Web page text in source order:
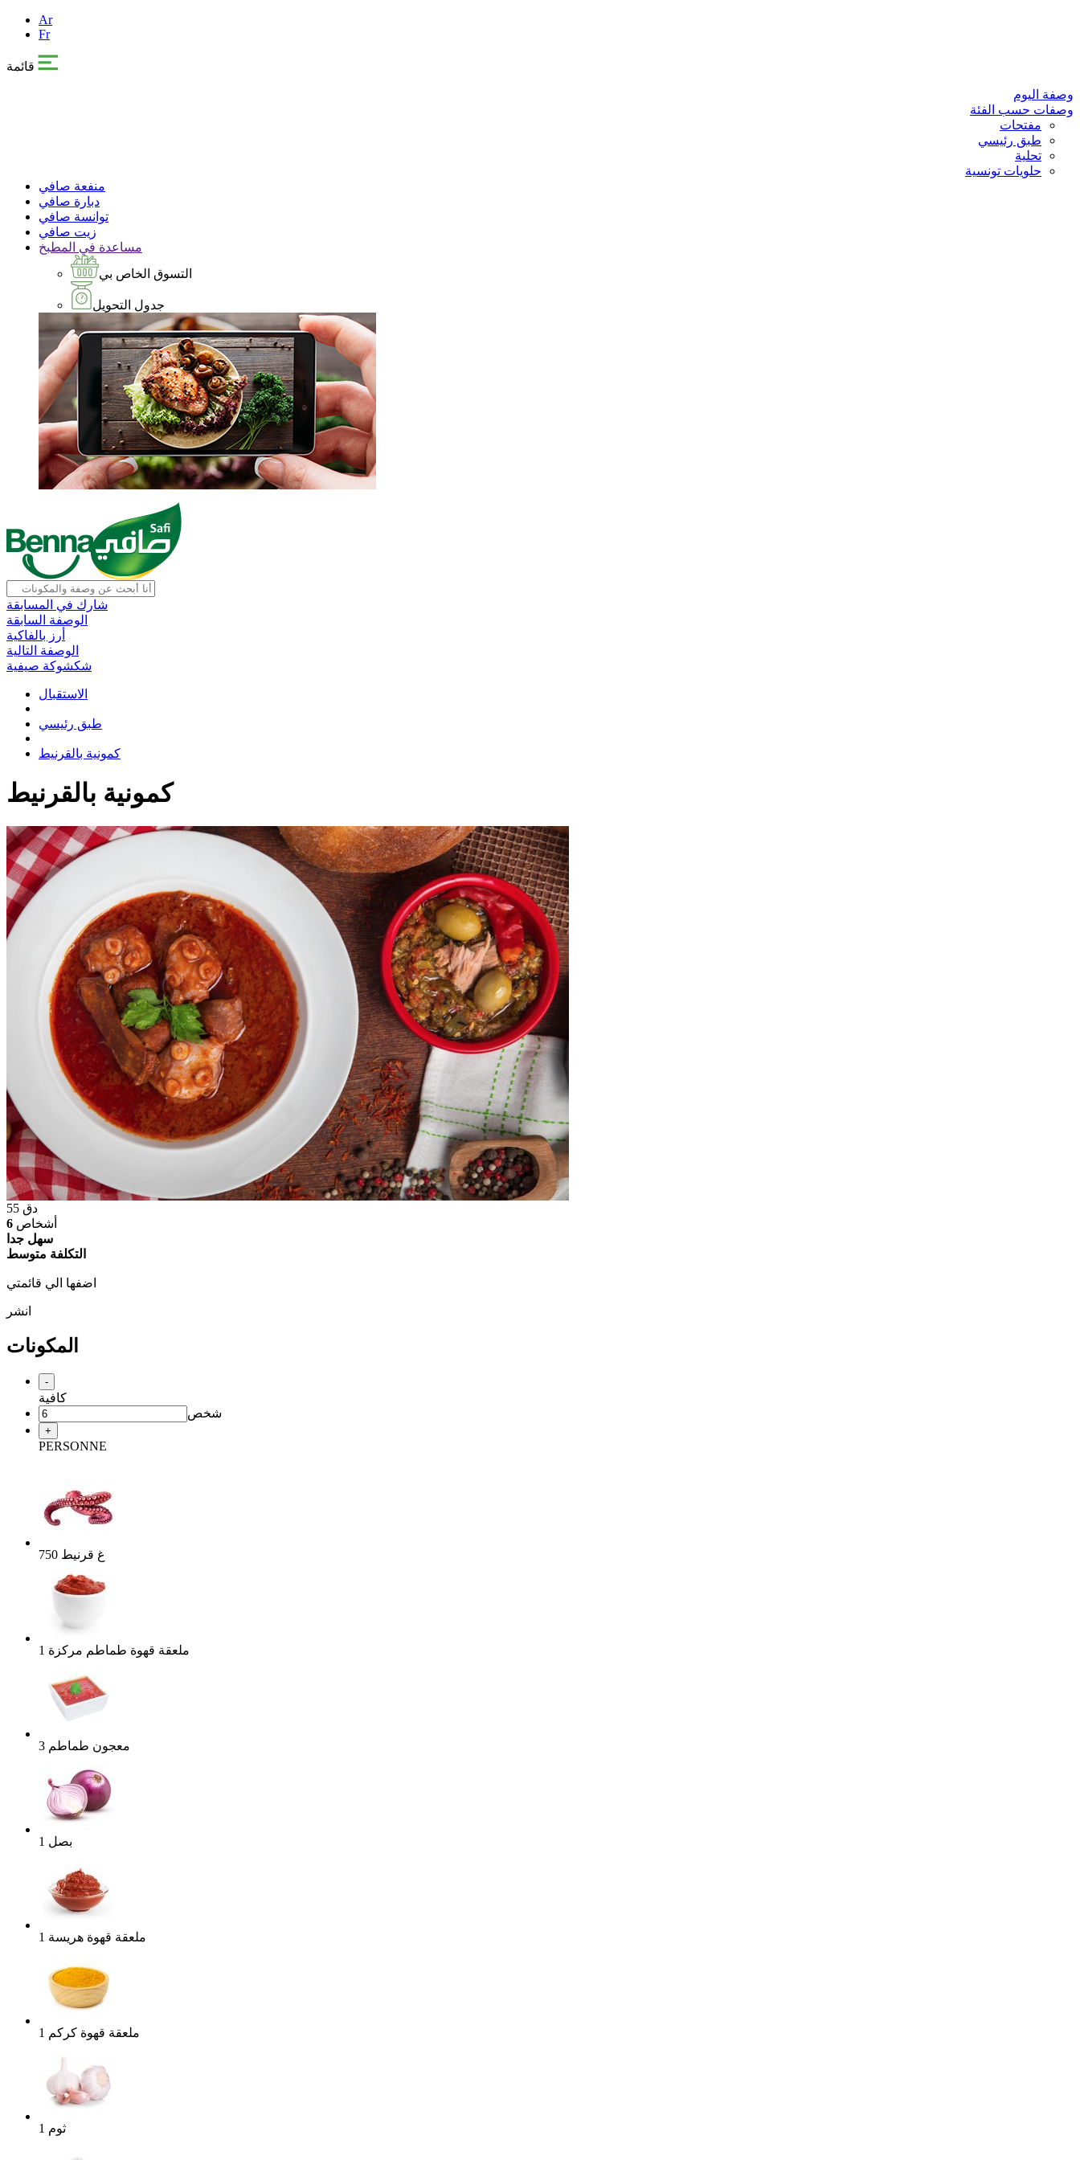
Ar
Fr
قائمة
وصفة اليوم
وصفات حسب الفئة
مفتحات
طبق رئيسي
تحلية
حلويات تونسية
منفعة صافي
دبارة صافي
توانسة صافي
زيت صافي
مساعدة في المطبخ
التسوق الخاص بي
جدول التحويل
شارك في المسابقة
الوصفة السابقة
أرز بالفاكية
الوصفة التالية
شكشوكة صيفية
الاستقبال
طبق رئيسي
كمونية بالقرنيط
كمونية بالقرنيط
55 دق
6 أشخاص
سهل جدا
التكلفة متوسط
اضفها الي قائمتي
انشر
المكونات
-
كافية
شخص
+
PERSONNE
750 غ قرنيط
1 ملعقة قهوة طماطم مركزة
3 معجون طماطم
1 بصل
1 ملعقة قهوة هريسة
1 ملعقة قهوة كركم
1 ثوم